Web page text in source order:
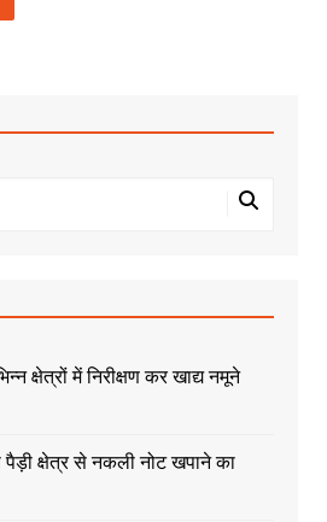
क्षेत्रों में निरीक्षण कर खाद्य नमूने
क्षेत्र से नकली नोट खपाने का